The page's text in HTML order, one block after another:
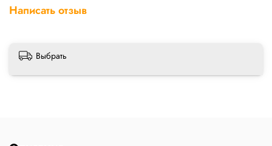
Написать отзыв
Выбрать